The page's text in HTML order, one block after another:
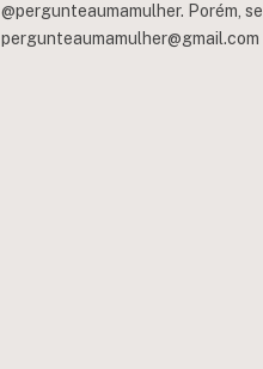
@pergunteaumamulher. Porém,
pergunteaumamulher@gmail.com